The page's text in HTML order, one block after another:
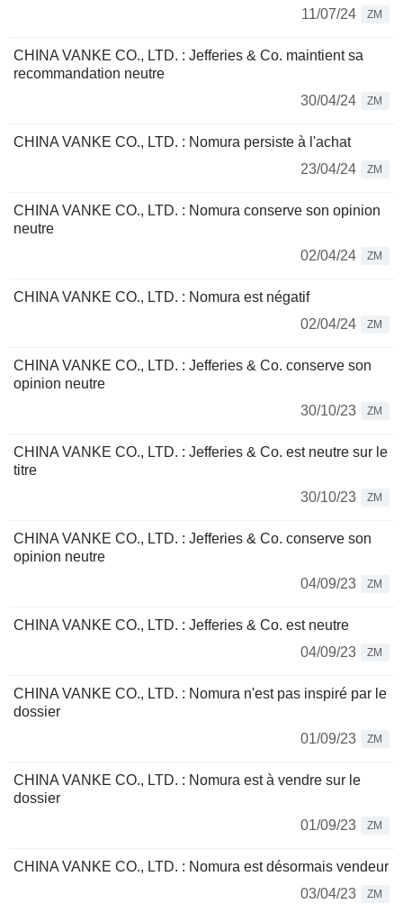
11/07/24 ZM
CHINA VANKE CO., LTD. : Jefferies & Co. maintient sa
recommandation neutre
30/04/24
ZM
CHINA VANKE CO., LTD. : Nomura persiste à l'achat
23/04/24
ZM
CHINA VANKE CO., LTD. : Nomura conserve son opinion
neutre
02/04/24
ZM
CHINA VANKE CO., LTD. : Nomura est négatif
02/04/24
ZM
CHINA VANKE CO., LTD. : Jefferies & Co. conserve son
opinion neutre
30/10/23
ZM
CHINA VANKE CO., LTD. : Jefferies & Co. est neutre sur le
titre
30/10/23
ZM
CHINA VANKE CO., LTD. : Jefferies & Co. conserve son
opinion neutre
04/09/23
ZM
CHINA VANKE CO., LTD. : Jefferies & Co. est neutre
04/09/23
ZM
CHINA VANKE CO., LTD. : Nomura n'est pas inspiré par le
dossier
01/09/23
ZM
CHINA VANKE CO., LTD. : Nomura est à vendre sur le
dossier
01/09/23
ZM
CHINA VANKE CO., LTD. : Nomura est désormais vendeur
03/04/23
ZM